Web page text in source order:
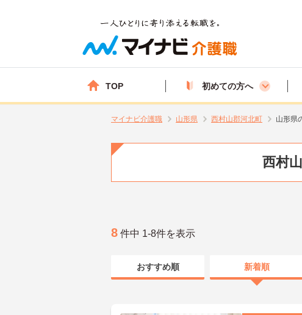
TOP 初めての方へ
マイナビ介護職 山形県 西村山郡河北町 山形県
西村
8 件中 1-8件を表示
おすすめ順 新着順